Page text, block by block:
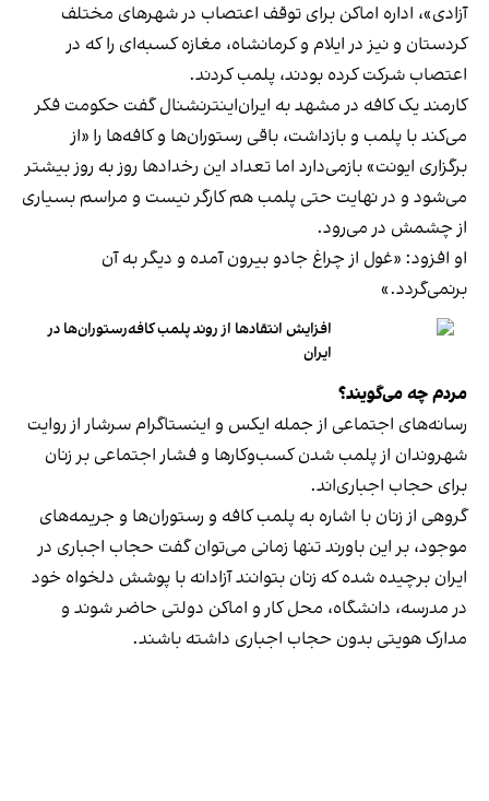
آزادی»، اداره اماکن برای توقف اعتصاب در شهرهای مختلف
کردستان و نیز در ایلام و کرمانشاه، مغازه کسبه‌ای را که در
اعتصاب شرکت کرده بودند، پلمب کردند.
کارمند یک کافه در مشهد به ایران‌اینترنشنال گفت حکومت فکر
می‌کند با پلمب و بازداشت، باقی رستوران‌ها و کافه‌ها را «از
برگزاری ایونت» بازمی‌دارد اما تعداد این رخدادها روز به روز بیشتر
می‌شود و در نهایت حتی پلمب هم کارگر نیست و مراسم بسیاری
از چشمش در می‌رود.
او افزود: «غول از چراغ جادو بیرون آمده و دیگر به آن
برنمی‎‌گردد.»
افزایش انتقادها از روند پلمب کافه‌رستوران‌ها در
ایران
مردم چه می‌گویند؟
رسانه‎‌های اجتماعی از جمله ایکس و اینستاگرام سرشار از روایت
شهروندان از پلمب شدن کسب‌وکارها و فشار اجتماعی بر زنان
برای حجاب اجباری‌اند.
گروهی از زنان با اشاره به پلمب کافه و رستوران‌ها و جریمه‌های
موجود، بر این باورند تنها زمانی می‌توان گفت حجاب اجباری در
ایران برچیده شده که زنان بتوانند آزادانه با پوشش دلخواه خود
در مدرسه، دانشگاه، محل کار و اماکن دولتی حاضر شوند و
مدارک هویتی بدون حجاب اجباری داشته باشند.